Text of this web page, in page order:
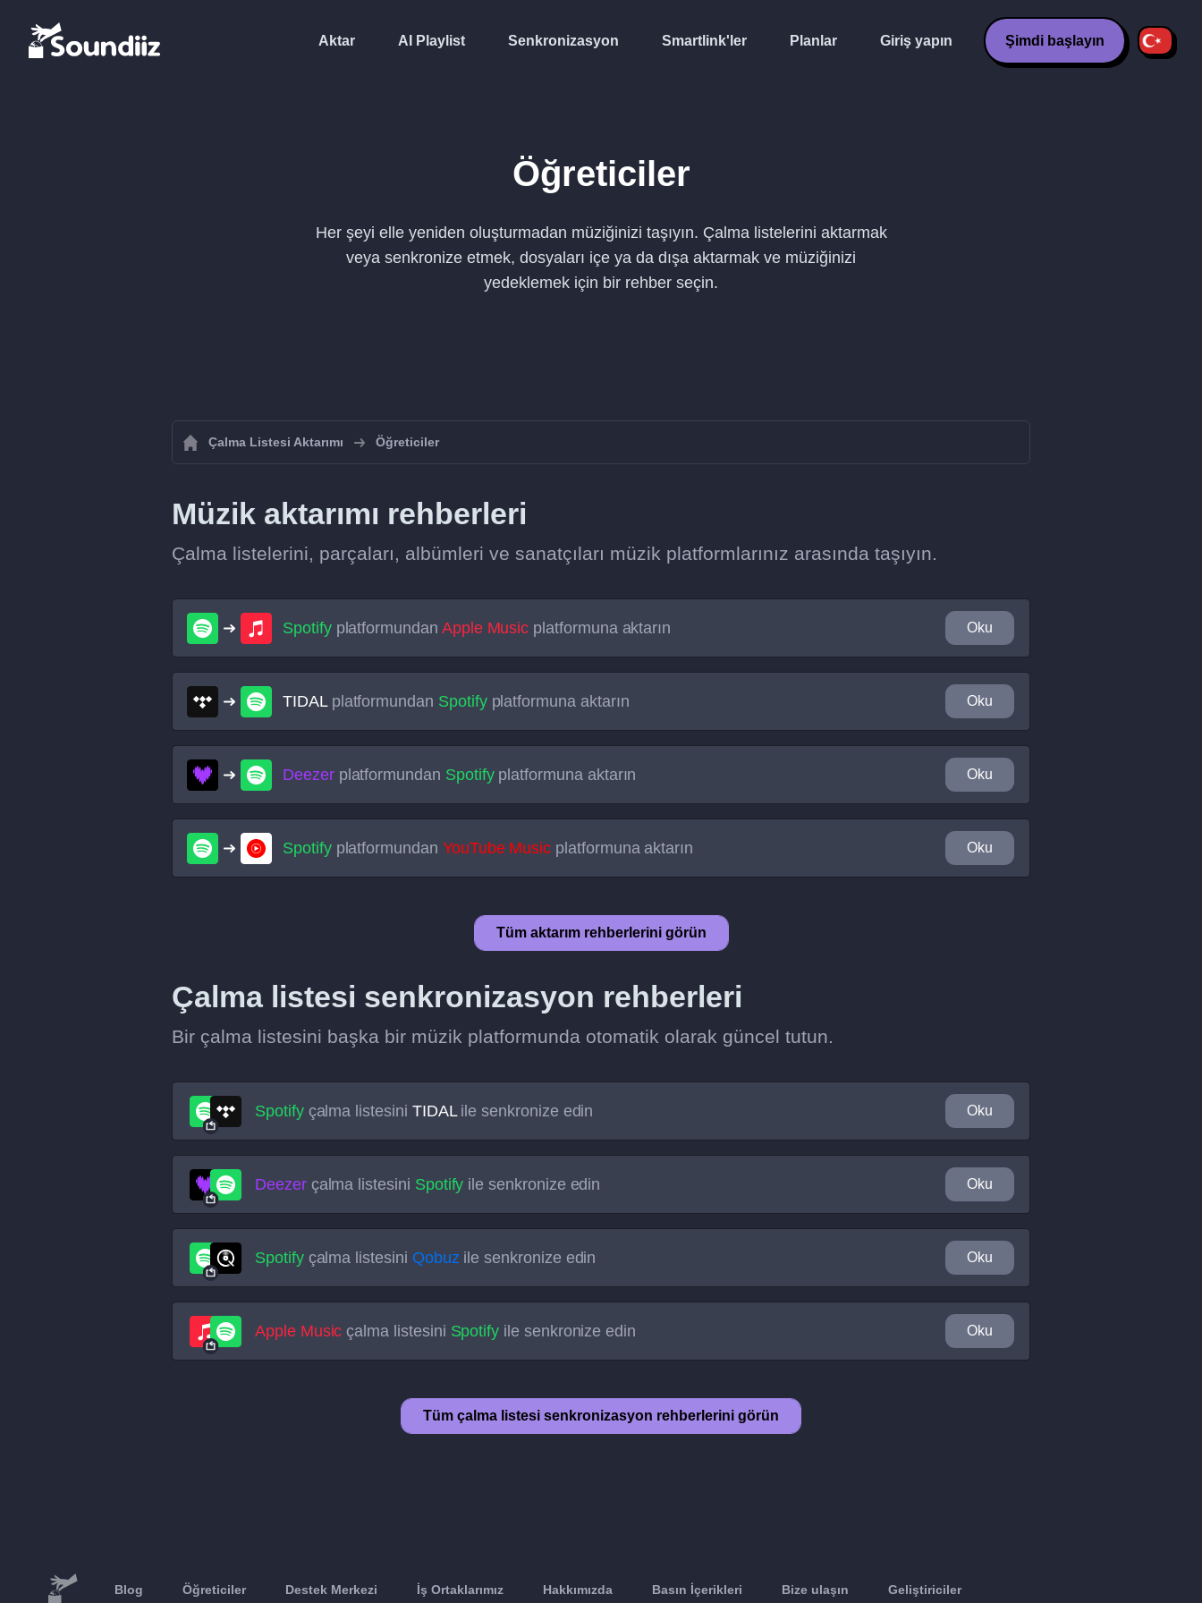
Aktar AI Playlist Senkronizasyon Smartlink'ler Planlar Giriş yapın Şimdi başlayın
Öğreticiler
Her şeyi elle yeniden oluşturmadan müziğinizi taşıyın. Çalma listelerini aktarmak
veya senkronize etmek, dosyaları içe ya da dışa aktarmak ve müziğinizi
yedeklemek için bir rehber seçin.
Çalma Listesi Aktarımı Öğreticiler
Müzik aktarımı rehberleri
Çalma listelerini, parçaları, albümleri ve sanatçıları müzik platformlarınız arasında taşıyın.
Spotifyplatformundan Apple Music platformuna aktarın Oku
TIDALplatformundan Spotifyplatformuna aktarın Oku
Deezerplatformundan Spotifyplatformuna aktarın Oku
Spotifyplatformundan YouTube Music platformuna aktarın Oku
Tüm aktarım rehberlerini görün
Çalma listesi senkronizasyon rehberleri
Bir çalma listesini başka bir müzik platformunda otomatik olarak güncel tutun.
Spotifyçalma listesini TIDALile senkronize edin Oku
Deezerçalma listesini Spotify ile senkronize edin Oku
Spotifyçalma listesini Qobuz ile senkronize edin Oku
Apple Music çalma listesini Spotify ile senkronize edin Oku
Tüm çalma listesi senkronizasyon rehberlerini görün
Blog Öğreticiler Destek Merkezi İş Ortaklarımız Hakkımızda Basın İçerikleri Bize ulaşın Geliştiriciler